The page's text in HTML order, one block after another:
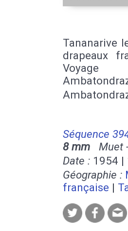
Tananarive
drapeaux
Séquence
8 mm Muet
Date : 1954 |
Géographie :
française |